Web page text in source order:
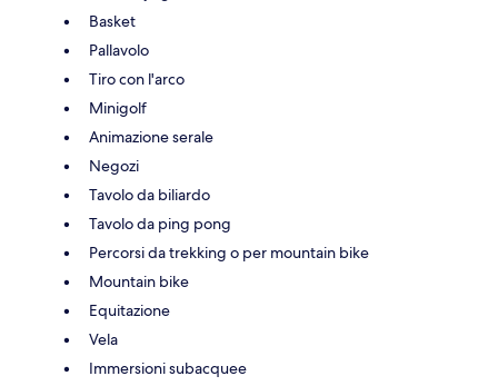
Basket
Pallavolo
Tiro con l'arco
Minigolf
Animazione serale
Negozi
Tavolo da biliardo
Tavolo da ping pong
Percorsi da trekking o per mountain bike
Mountain bike
Equitazione
Vela
Immersioni subacquee